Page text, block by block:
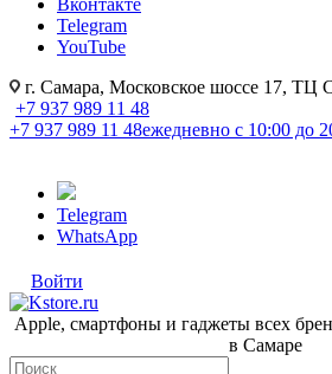
Вконтакте
Telegram
YouTube
г. Самара, Московское шоссе 17, ТЦ
+7 937 989 11 48
+7 937 989 11 48ежедневно с 10:00 до
Telegram
WhatsApp
Войти
Apple, cмартфоны и гаджеты всех
в Самаре